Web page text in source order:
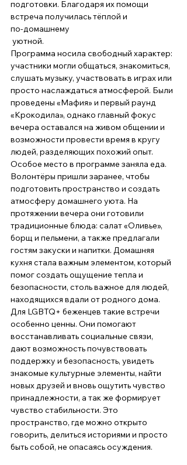
подготовки. Благодаря их помощи
встреча получилась тёплой и
по‑домашнему
уютной.
Программа носила свободный характер:
участники могли общаться, знакомиться,
слушать музыку, участвовать в играх или
просто наслаждаться атмосферой. Были
проведены «Мафия» и первый раунд
«Крокодила», однако главный фокус
вечера оставался на живом общении и
возможности провести время в кругу
людей, разделяющих похожий опыт.
Особое место в программе заняла еда.
Волонтёры пришли заранее, чтобы
подготовить пространство и создать
атмосферу домашнего уюта. На
протяжении вечера они готовили
традиционные блюда: салат «Оливье»,
борщ и пельмени, а также предлагали
гостям закуски и напитки. Домашняя
кухня стала важным элементом, который
помог создать ощущение тепла и
безопасности, столь важное для людей,
находящихся вдали от родного дома.
Для LGBTQ+ беженцев такие встречи
особенно ценны. Они помогают
восстанавливать социальные связи,
дают возможность почувствовать
поддержку и безопасность, увидеть
знакомые культурные элементы, найти
новых друзей и вновь ощутить чувство
принадлежности, а так же формирует
чувство стабильности. Это
пространство, где можно открыто
говорить, делиться историями и просто
быть собой, не опасаясь осуждения.